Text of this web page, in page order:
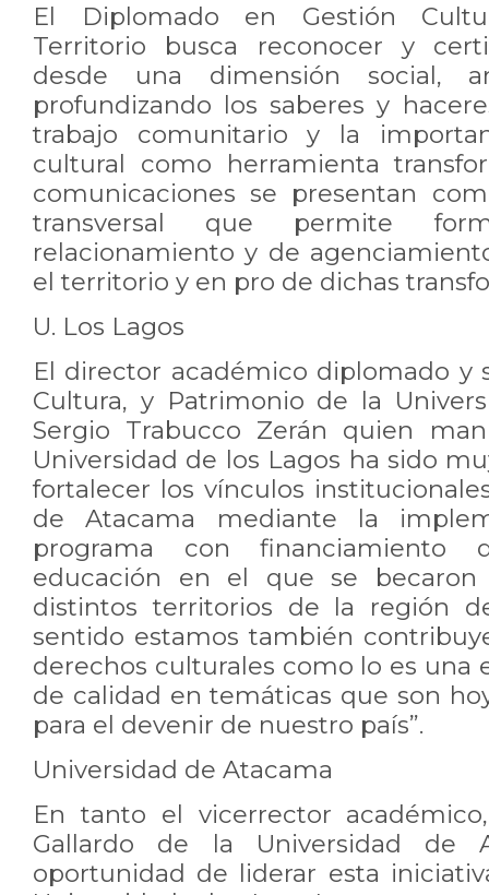
El Diplomado en Gestión
Territorio busca reconocer y
desde una dimensión social,
profundizando los saberes y
trabajo comunitario y la
cultural como herramienta
comunicaciones se presentan
transversal que permite
relacionamiento y de
el territorio y en pro de dichas
U. Los Lagos
El director académico diplomado y
Cultura, y Patrimonio de la
Sergio Trabucco Zerán quien
Universidad de los Lagos ha sido
fortalecer los vínculos
de Atacama mediante la
programa con financiamiento
educación en el que se
distintos territorios de la región
sentido estamos también
derechos culturales como lo es una
de calidad en temáticas que son
para el devenir de nuestro país”.
Universidad de Atacama
En tanto el vicerrector
Gallardo de la Universidad de
oportunidad de liderar esta